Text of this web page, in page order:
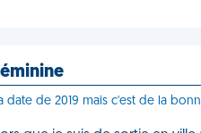
date de 2019 mais c'est de la